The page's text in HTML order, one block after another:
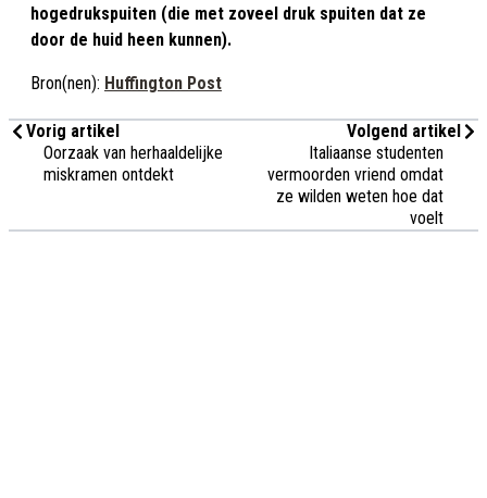
hogedrukspuiten (die met zoveel druk spuiten dat ze
door de huid heen kunnen).
Bron(nen): Huffington Post
Vorig artikel
Oorzaak van herhaaldelijke
miskramen ontdekt
Volgend artikel
Italiaanse studenten
vermoorden vriend omdat
ze wilden weten hoe dat
voelt